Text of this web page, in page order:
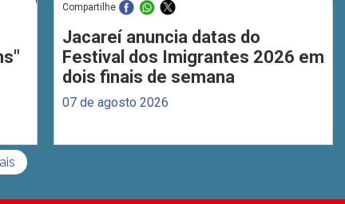
Compartilhe
Jacareí anuncia datas do
Festival dos Imigrantes 2026 em
dois finais de semana
07 de agosto 2026